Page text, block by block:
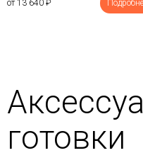
от 13 640 ₽
готовки